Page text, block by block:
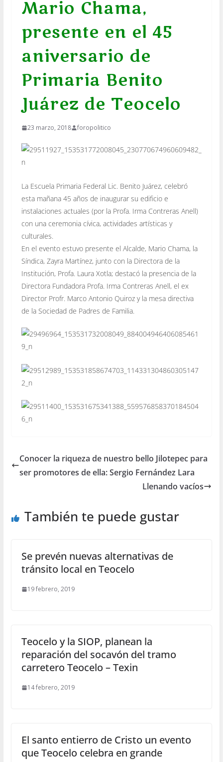
Mario Chama,
presente en el 45
aniversario de
Primaria Benito
Juárez de Teocelo
23 marzo, 2018 foropolitico
La Escuela Primaria Federal Lic. Benito Juárez, celebró
esta mañana 45 años de inaugurar su edificio e
instalaciones actuales (por la Profa. Irma Contreras Anell)
con una ceremonia cívica, actividades artísticas y
culturales.
En el evento estuvo presente el Alcalde, Mario Chama, la
Síndica, Zayra Martínez, junto con la Directora de la
Institución, Profa. Laura Xotla; destacó la presencia de la
Directora Fundadora Profa. Irma Contreras Anell, el ex
Director Profr. Marco Antonio Quiroz y la mesa directiva
de la Sociedad de Padres de Familia.
Conocer la riqueza de nuestro bello Jilotepec para
ser promotores de ella: Sergio Fernández Lara
Llenando vacíos
También te puede gustar
Se prevén nuevas alternativas de
tránsito local en Teocelo
19 febrero, 2019
Teocelo y la SIOP, planean la
reparación del socavón del tramo
carretero Teocelo – Texin
14 febrero, 2019
El santo entierro de Cristo un evento
que Teocelo celebra en grande